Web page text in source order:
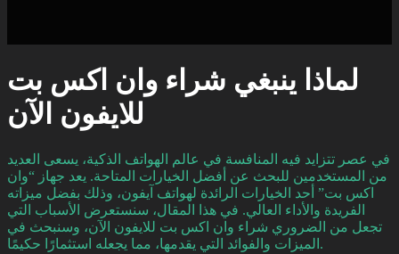
لماذا ينبغي شراء وان اكس بت
للايفون الآن
في عصر تتزايد فيه المنافسة في عالم الهواتف الذكية، يسعى العديد
من المستخدمين للبحث عن أفضل الخيارات المتاحة. يعد جهاز “وان
اكس بت” أحد الخيارات الرائدة لهواتف آيفون، وذلك بفضل ميزاته
الفريدة والأداء العالي. في هذا المقال، سنستعرض الأسباب التي
تجعل من الضروري شراء وان اكس بت للايفون الآن، وسنبحث في
الميزات والفوائد التي يقدمها، مما يجعله استثمارًا حكيمًا.